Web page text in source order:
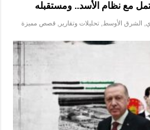
مع نظام الأسد.. ومستقبله
الشرق الأوسط تحليلات وتقارير
قصص مميزة